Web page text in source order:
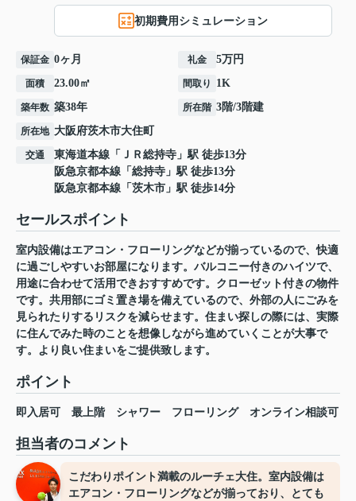
初期費用シミュレーション
保証金 0ヶ月 礼金 5万円
面積 23.00㎡ 間取り 1K
築年数 築38年 所在階 3階/3階建
所在地 大阪府茨木市大住町
交通 東海道本線 「 ＪＲ総持寺 」駅 徒歩13分
阪急京都本線 「 総持寺 」駅 徒歩13分
阪急京都本線 「 茨木市 」駅 徒歩14分
セールスポイント
室内設備はエアコン・フローリングなどが揃っているので、快適
に過ごしやすいお部屋になります。バルコニー付きのハイツで、
用途に合わせて活用できおすすめです。クローゼット付きの物件
です。共用部にゴミ置き場を備えているので、外部の人にごみを
見られたりするリスクを減らせます。住まい探しの際には、実際
に住んでみた時のことを想像しながら進めていくことが大事で
す。より良い住まいをご提供致します。
ポイント
即入居可 最上階 シャワー フローリング オンライン相談可
担当者のコメント
こだわりポイント満載のルーチェ大住。室内設備は
エアコン・フローリングなどが揃っており、とても